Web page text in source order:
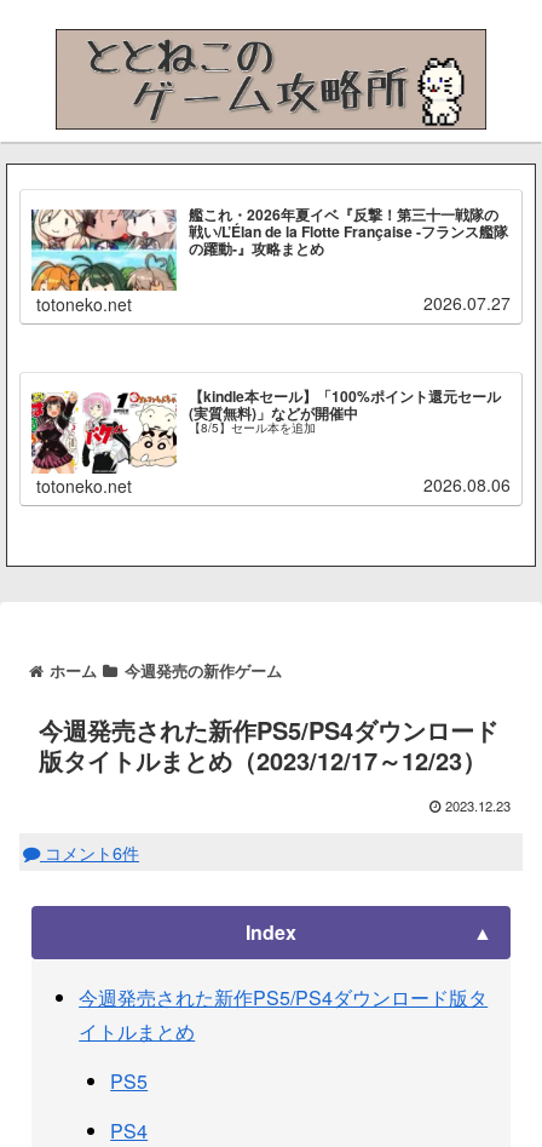
艦これ・2026年夏イベ『反撃！第三十一戦隊の
戦い/L’Élan de la Flotte Française -フランス艦隊
の躍動-』攻略まとめ
totoneko.net 2026.07.27
【kindle本セール】「100%ポイント還元セール
(実質無料)」などが開催中
【8/5】セール本を追加
totoneko.net 2026.08.06
ホーム 今週発売の新作ゲーム
今週発売された新作PS5/PS4ダウンロード
版タイトルまとめ（2023/12/17～12/23）
2023.12.23
コメント6件
Index
今週発売された新作PS5/PS4ダウンロード版タ
イトルまとめ
PS5
PS4